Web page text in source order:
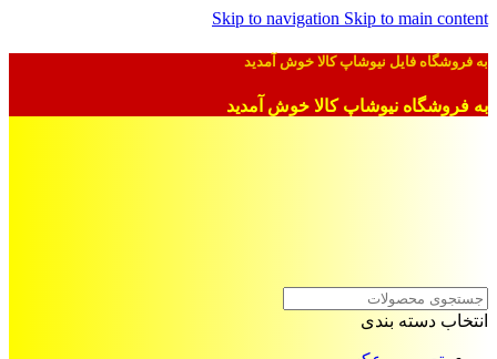
Skip to navigation Skip to main content
به فروشگاه فایل نیوشاپ کالا خوش آمدید
به فروشگاه نیوشاپ کالا خوش آمدید
انتخاب دسته بندی